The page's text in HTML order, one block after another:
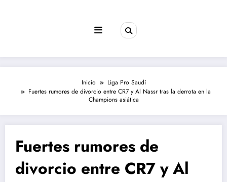
Inicio
Liga Pro Saudí
Fuertes rumores de divorcio entre CR7 y Al Nassr tras la derrota en la
Champions asiática
Fuertes rumores de
divorcio entre CR7 y Al